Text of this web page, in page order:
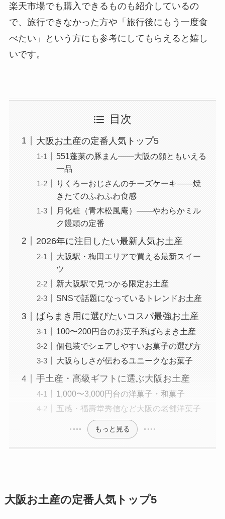
楽天市場でも購入できるものも紹介しているの
で、旅行できなかった方や「旅行後にもう一度食
べたい」という方にも参考にしてもらえると嬉し
いです。
目次
大阪お土産の定番人気トップ5
551蓬莱の豚まん——大阪の顔ともいえる
一品
りくろーおじさんのチーズケーキ——焼
きたてのふわふわ食感
月化粧（青木松風庵）——やわらかミル
ク饅頭の定番
2026年に注目したい最新人気お土産
大阪駅・梅田エリアで買える最新スイー
ツ
新大阪駅で見つかる限定お土産
SNSで話題になっているトレンドお土産
ばらまき用に選びたいコスパ最強お土産
100〜200円台のお菓子系ばらまき土産
個包装でシェアしやすいお菓子の選び方
大阪らしさが伝わるユニークなお菓子
手土産・高級ギフトに選ぶ大阪お土産
1,000〜3,000円台の洋菓子・和菓子
五感・福壽堂秀信など大阪の老舗洋菓子
もっと見る
大阪お土産の定番人気トップ5